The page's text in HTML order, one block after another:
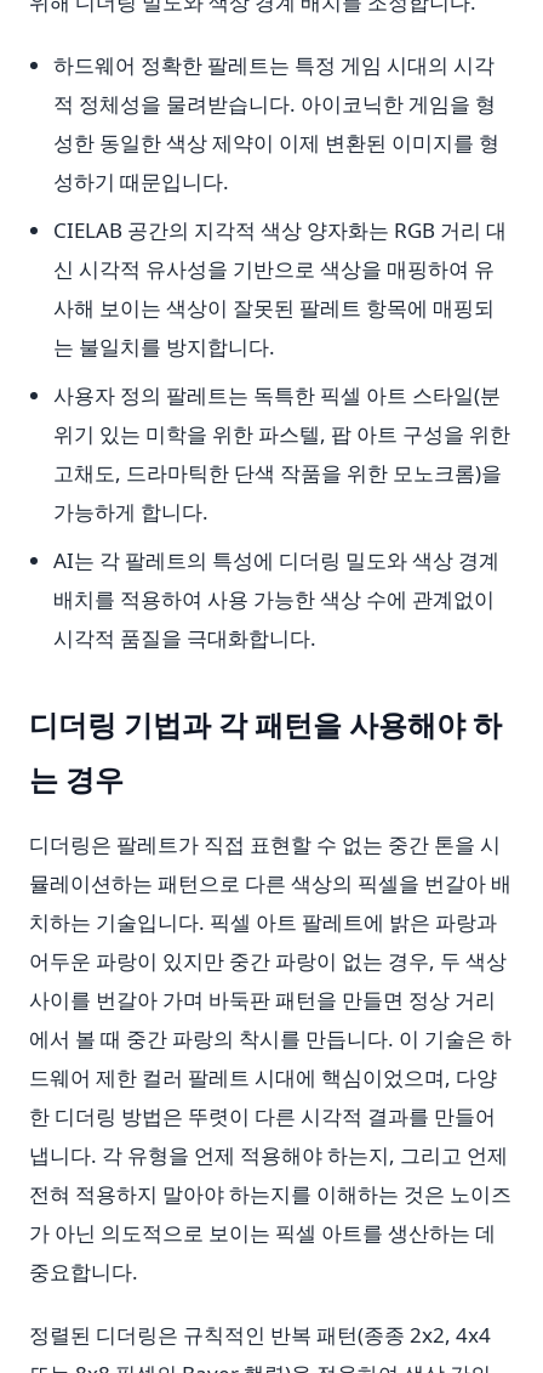
하드웨어 정확한 팔레트는 특정 게임 시대의 시각
적 정체성을 물려받습니다. 아이코닉한 게임을 형
성한 동일한 색상 제약이 이제 변환된 이미지를 형
성하기 때문입니다.
CIELAB 공간의 지각적 색상 양자화는 RGB 거리 대
신 시각적 유사성을 기반으로 색상을 매핑하여 유
사해 보이는 색상이 잘못된 팔레트 항목에 매핑되
는 불일치를 방지합니다.
사용자 정의 팔레트는 독특한 픽셀 아트 스타일(분
위기 있는 미학을 위한 파스텔, 팝 아트 구성을 위한
고채도, 드라마틱한 단색 작품을 위한 모노크롬)을
가능하게 합니다.
AI는 각 팔레트의 특성에 디더링 밀도와 색상 경계
배치를 적용하여 사용 가능한 색상 수에 관계없이
시각적 품질을 극대화합니다.
디더링 기법과 각 패턴을 사용해야 하
는 경우
디더링은 팔레트가 직접 표현할 수 없는 중간 톤을 시
뮬레이션하는 패턴으로 다른 색상의 픽셀을 번갈아 배
치하는 기술입니다. 픽셀 아트 팔레트에 밝은 파랑과
어두운 파랑이 있지만 중간 파랑이 없는 경우, 두 색상
사이를 번갈아 가며 바둑판 패턴을 만들면 정상 거리
에서 볼 때 중간 파랑의 착시를 만듭니다. 이 기술은 하
드웨어 제한 컬러 팔레트 시대에 핵심이었으며, 다양
한 디더링 방법은 뚜렷이 다른 시각적 결과를 만들어
냅니다. 각 유형을 언제 적용해야 하는지, 그리고 언제
전혀 적용하지 말아야 하는지를 이해하는 것은 노이즈
가 아닌 의도적으로 보이는 픽셀 아트를 생산하는 데
중요합니다.
정렬된 디더링은 규칙적인 반복 패턴(종종 2x2, 4x4